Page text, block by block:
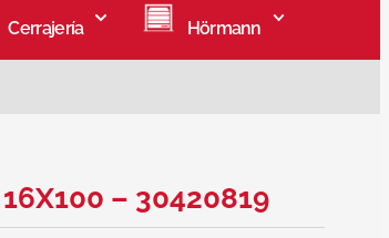
Cerrajería Hörmann
– 30420819